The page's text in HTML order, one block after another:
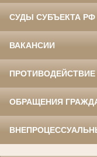
СУДЫ СУБЪЕКТА РФ
ВАКАНСИИ
ПРОТИВОДЕЙСТВИЕ
ОБРАЩЕНИЯ